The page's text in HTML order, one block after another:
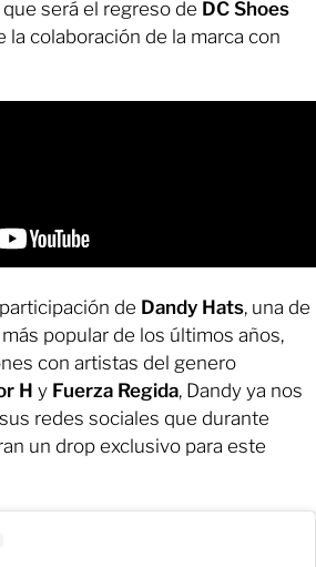
será el regreso de DC Shoes
la colaboración de la marca con
de Dandy Hats, una de
popular de los últimos años,
con artistas del genero
H y Fuerza Regida, Dandy ya nos
redes sociales que durante
un drop exclusivo para este